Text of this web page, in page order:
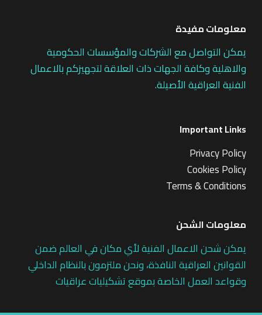
معلومات مفيدة
يمكن التواصل مع الشركات والمؤسسات الحكومية
والاهلية وكافة الجهات ذات العلاقة لتجهيزكم بالاعمال
الفنية العراقية الأصيلة.
Important Links
Privacy Policy
Cookies Policy
Terms & Conditions
معلومات الشحن
يمكن شحن الاعمال الفنية لأي مكان في العالم ضمن
القوانين العراقية النافذة، ونحن ملتزمون بالنظام الداخلي
وقواعد العمل الخاصة بموقع تشكيليات عراقيات